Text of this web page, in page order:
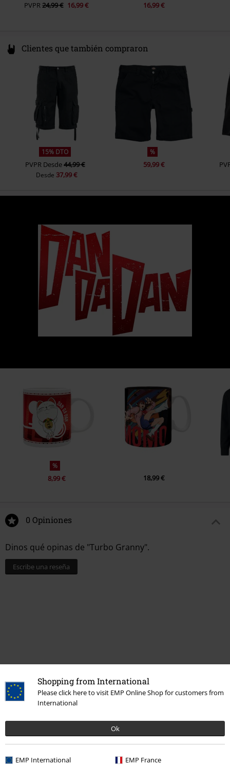
Shopping from International
Please click here to visit EMP Online Shop for customers from
International
Ok
EMP International EMP France
PVPR24,99 € 16,99 € 16,99 €
Clientes que también compraron
15% DTO
PVPR Desde44,99 €
Desde 37,99 €
%
59,99 €
%
8,99 € 18,99 €
0 Opiniones
Dinos qué opinas de "Turbo Granny".
Escribe una reseña
Última visita